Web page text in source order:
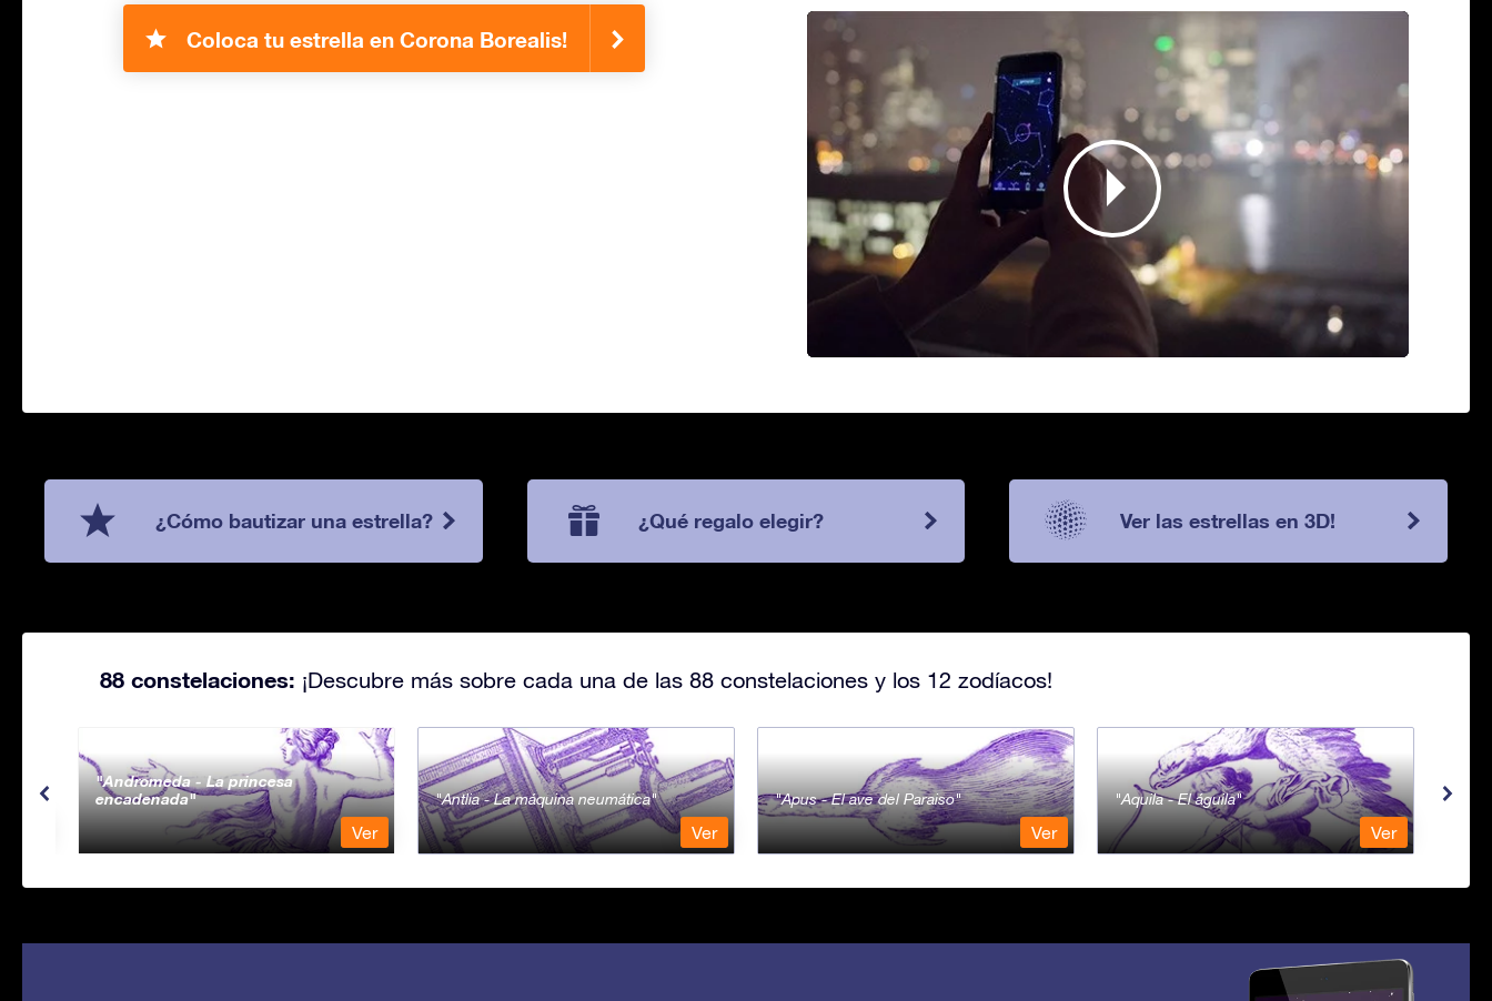
Coloca tu estrella en Corona Borealis!
¿Cómo bautizar una estrella? ¿Qué regalo elegir? Ver las estrellas en 3D!
88 constelaciones: ¡Descubre más sobre cada una de las 88 constelaciones y los 12 zodíacos!
Andromeda - La princesa
encadenada
Ver
Antlia - La máquina neumática
Ver
Apus - El ave del Paraiso
Ver
Aquila - El águila
Ver